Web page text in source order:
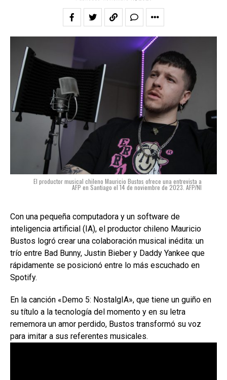
El productor musical chileno Mauricio Bustos ofrece una entrevista a
AFP en Santiago el 14 de noviembre de 2023. AFP/NI
Con una pequeña computadora y un software de
inteligencia artificial (IA), el productor chileno Mauricio
Bustos logró crear una colaboración musical inédita: un
trío entre Bad Bunny, Justin Bieber y Daddy Yankee que
rápidamente se posicionó entre lo más escuchado en
Spotify.
En la canción «Demo 5: NostalgIA», que tiene un guiño en
su título a la tecnología del momento y en su letra
rememora un amor perdido, Bustos transformó su voz
para imitar a sus referentes musicales.